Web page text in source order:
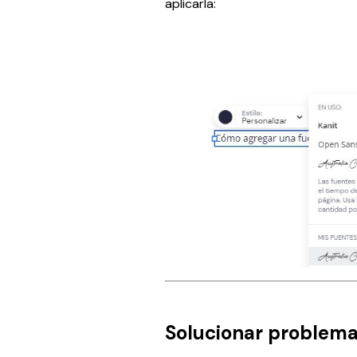
aplicarla:
Solucionar